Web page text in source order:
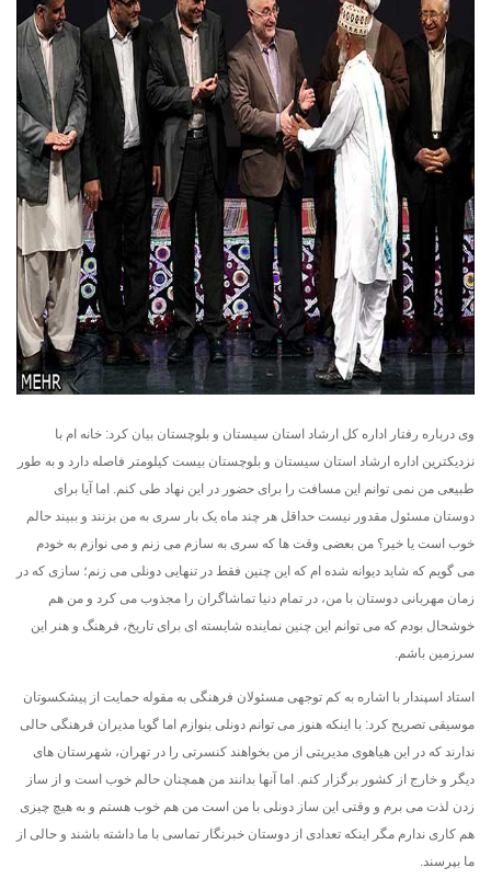
وی درباره رفتار اداره کل ارشاد استان سیستان و بلوچستان بیان کرد: خانه ام با
نزدیکترین اداره ارشاد استان سیستان و بلوچستان بیست کیلومتر فاصله دارد و به طور
طبیعی من نمی توانم این مسافت را برای حضور در این نهاد طی کنم. اما آیا برای
دوستان مسئول مقدور نیست حداقل هر چند ماه یک بار سری به من بزنند و ببیند حالم
خوب است یا خیر؟ من بعضی وقت ها که سری به سازم می زنم و می نوازم به خودم
می گویم که شاید دیوانه شده ام که این چنین فقط در تنهایی دونلی می زنم؛ سازی که در
زمان مهربانی دوستان با من، در تمام دنیا تماشاگران را مجذوب می کرد و من هم
خوشحال بودم که می توانم این چنین نماینده شایسته ای برای تاریخ، فرهنگ و هنر این
سرزمین باشم.
استاد اسپندار با اشاره به کم توجهی مسئولان فرهنگی به مقوله حمایت از پیشکسوتان
موسیقی تصریح کرد: با اینکه هنوز می توانم دونلی بنوازم اما گویا مدیران فرهنگی حالی
ندارند که در این هیاهوی مدیریتی از من بخواهند کنسرتی را در تهران، شهرستان های
دیگر و خارج از کشور برگزار کنم. اما آنها بدانند من همچنان حالم خوب است و از ساز
زدن لذت می برم و وقتی این ساز دونلی با من است من هم خوب هستم و به هیچ چیزی
هم کاری ندارم مگر اینکه تعدادی از دوستان خبرنگار تماسی با ما داشته باشند و حالی از
ما بپرسند.